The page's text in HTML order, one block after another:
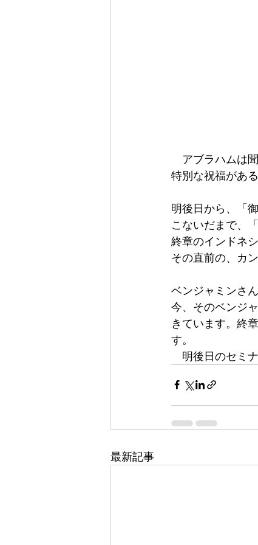
アブラハムは
特別な祝福があ
明後日から、「
こないだまで、
終章のインドネ
その直前の、カ
ベンジャミンさ
今、そのベンジ
きています。終
す。
明後日のセミナ
最新記事